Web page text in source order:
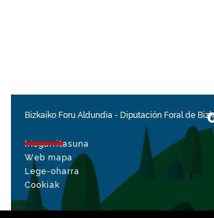
Bizkaiko Foru Aldundia - Diputación Foral de
Irisgarritasuna
Web mapa
Lege-oharra
Cookiak